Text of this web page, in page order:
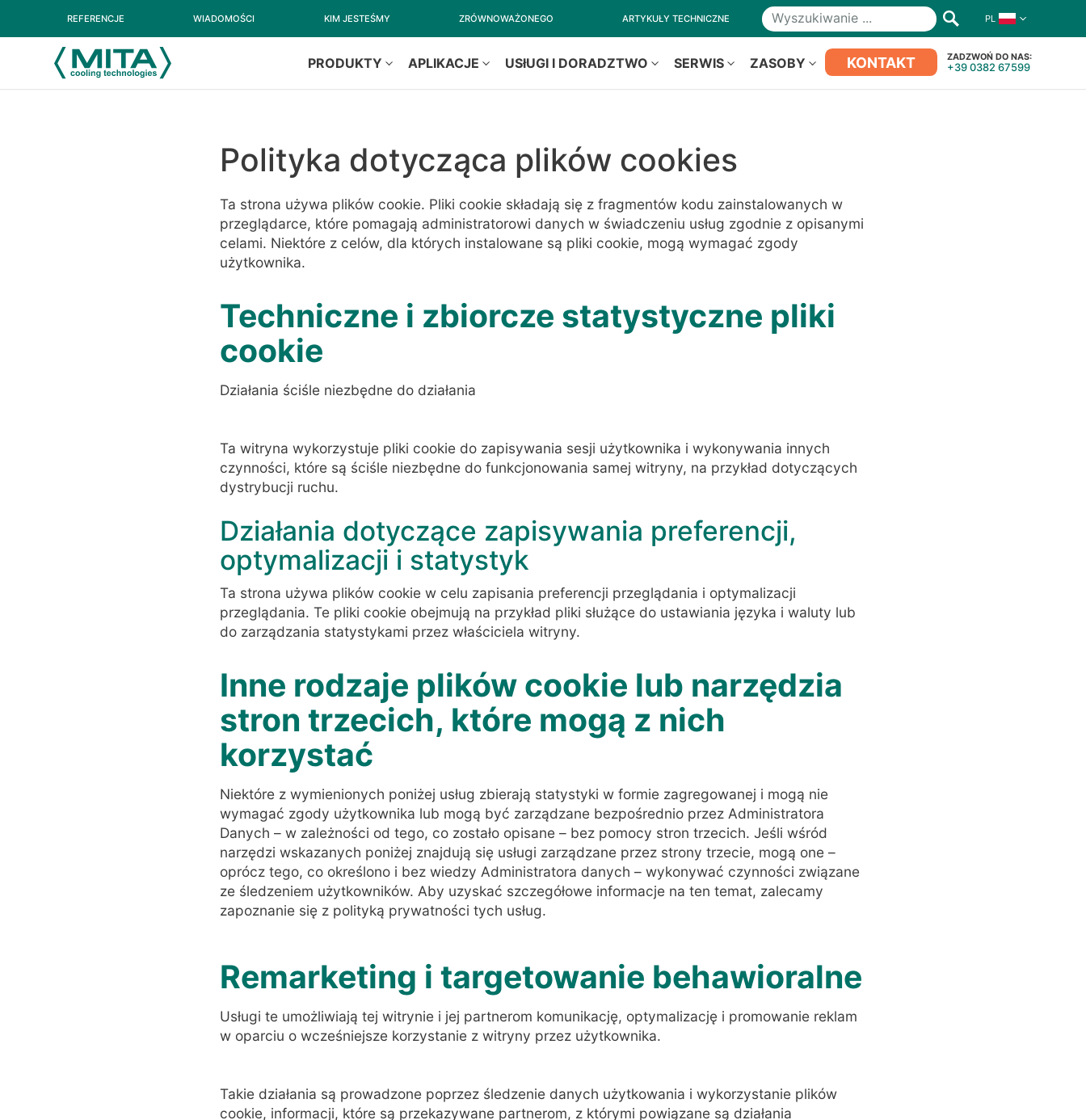
REFERENCJE WIADOMOŚCI KIM JESTEŚMY ZRÓWNOWAŻONEGO ARTYKUŁY TECHNICZNE Wyszukiwanie PL
PRODUKTY APLIKACJE USłUGI I DORADZTWO SERWIS ZASOBY KONTAKT ZADZWOŃ DO NAS:
+39 0382 67599
Polityka
dotycząca
plików
cookies
Polityka dotycząca plików cookies
Ta strona używa plików cookie. Pliki cookie składają się z fragmentów kodu zainstalowanych w
przeglądarce, które pomagają administratorowi danych w świadczeniu usług zgodnie z opisanymi
celami. Niektóre z celów, dla których instalowane są pliki cookie, mogą wymagać zgody
użytkownika.
Techniczne i zbiorcze statystyczne pliki
cookie
Działania ściśle niezbędne do działania
Ta witryna wykorzystuje pliki cookie do zapisywania sesji użytkownika i wykonywania innych
czynności, które są ściśle niezbędne do funkcjonowania samej witryny, na przykład dotyczących
dystrybucji ruchu.
Działania dotyczące zapisywania preferencji,
optymalizacji i statystyk
Ta strona używa plików cookie w celu zapisania preferencji przeglądania i optymalizacji
przeglądania. Te pliki cookie obejmują na przykład pliki służące do ustawiania języka i waluty lub
do zarządzania statystykami przez właściciela witryny.
Inne rodzaje plików cookie lub narzędzia
stron trzecich, które mogą z nich
korzystać
Niektóre z wymienionych poniżej usług zbierają statystyki w formie zagregowanej i mogą nie
wymagać zgody użytkownika lub mogą być zarządzane bezpośrednio przez Administratora
Danych – w zależności od tego, co zostało opisane – bez pomocy stron trzecich. Jeśli wśród
narzędzi wskazanych poniżej znajdują się usługi zarządzane przez strony trzecie, mogą one –
oprócz tego, co określono i bez wiedzy Administratora danych – wykonywać czynności związane
ze śledzeniem użytkowników. Aby uzyskać szczegółowe informacje na ten temat, zalecamy
zapoznanie się z polityką prywatności tych usług.
Remarketing i targetowanie behawioralne
Usługi te umożliwiają tej witrynie i jej partnerom komunikację, optymalizację i promowanie reklam
w oparciu o wcześniejsze korzystanie z witryny przez użytkownika.
Takie działania są prowadzone poprzez śledzenie danych użytkowania i wykorzystanie plików
cookie, informacji, które są przekazywane partnerom, z którymi powiązane są działania